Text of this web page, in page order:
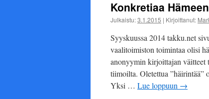
Konkretiaa
Julkaistu:3.1.2015 | Kirjoittanut:
Syyskuussa 2014 takku.net
vaalitoimiston toimintaa olisi
anonyymin kirjoittajan väitteet
tiimoilta. Oletettua ”häirintää”
Yksi … Lue loppuun →